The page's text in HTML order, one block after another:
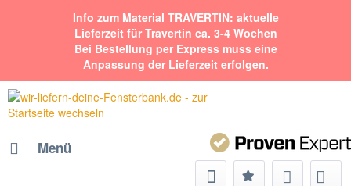
Info zum Material TRAVERTIN: aktuelle
Lieferzeit für Travertin ca. 3-4 Wochen
Bei Bestellung per Express muss eine
Anpassung der Lieferzeit erfolgen.
Menü